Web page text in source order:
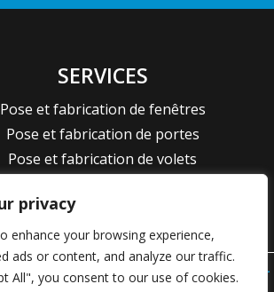
privacy
enhance your browsing experience,
ads or content, and analyze our traffic.
All", you consent to our use of cookies.
SERVICES
Pose et fabrication de fenêtres
Pose et fabrication de portes
Pose et fabrication de volets
et fabrication de dressings
Pose et fabrication sur mesure
–Champagne-au-Mont-d-Or –